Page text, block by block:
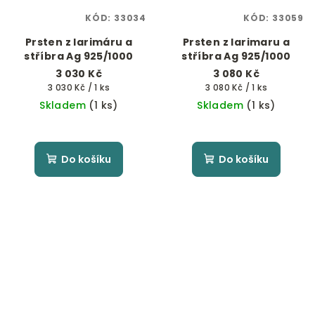
Prsten z larimáru a
stříbra Ag 925/1000
3 030 Kč
Měrná
cena:
3 030 Kč / 1 ks
Skladem (1 ks)
Do košíku
KÓD: 33034
Prsten z larimaru a
stříbra Ag 925/1000
3 080 Kč
Měrná
cena:
3 080 Kč / 1 ks
Skladem (1 ks)
Do košíku
KÓD: 33059